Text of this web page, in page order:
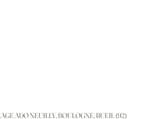
ADO NEUILLY, BOULOGNE, RUEIL (92)